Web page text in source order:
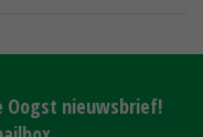
Oogst nieuwsbrief!